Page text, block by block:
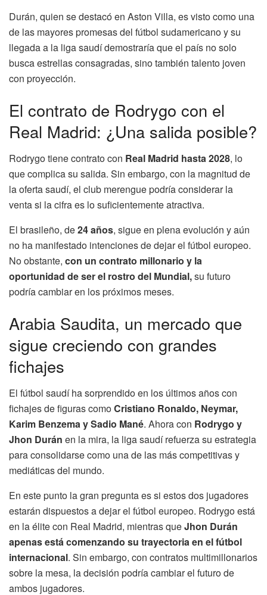
Durán, quien se destacó en Aston Villa, es visto como una
de las mayores promesas del fútbol sudamericano y su
llegada a la liga saudí demostraría que el país no solo
busca estrellas consagradas, sino también talento joven
con proyección.
El contrato de Rodrygo con el
Real Madrid: ¿Una salida posible?
Rodrygo tiene contrato con Real Madrid hasta 2028, lo
que complica su salida. Sin embargo, con la magnitud de
la oferta saudí, el club merengue podría considerar la
venta si la cifra es lo suficientemente atractiva.
El brasileño, de24 años, sigue en plena evolución y aún
no ha manifestado intenciones de dejar el fútbol europeo.
No obstante, con un contrato millonario y la
oportunidad de ser el rostro del Mundial,su futuro
podría cambiar en los próximos meses.
Arabia Saudita, un mercado que
sigue creciendo con grandes
fichajes
El fútbol saudí ha sorprendido en los últimos años con
fichajes de figuras comoCristiano Ronaldo, Neymar,
Karim Benzema y Sadio Mané. Ahora con Rodrygo y
Jhon Durán en la mira, la liga saudí refuerza su estrategia
para consolidarse como una de las más competitivas y
mediáticas del mundo.
En este punto la gran pregunta es si estos dos jugadores
estarán dispuestos a dejar el fútbol europeo. Rodrygo está
en la élite con Real Madrid, mientras queJhon Durán
apenas está comenzando su trayectoria en el fútbol
internacional. Sin embargo, con contratos multimillonarios
sobre la mesa, la decisión podría cambiar el futuro de
ambos jugadores.